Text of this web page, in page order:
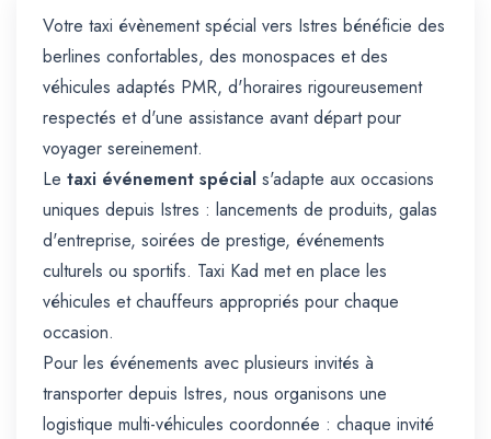
Votre taxi évènement spécial vers Istres bénéficie des
berlines confortables, des monospaces et des
véhicules adaptés PMR, d'horaires rigoureusement
respectés et d'une assistance avant départ pour
voyager sereinement.
Le taxi événement spécial s'adapte aux occasions
uniques depuis Istres : lancements de produits, galas
d'entreprise, soirées de prestige, événements
culturels ou sportifs. Taxi Kad met en place les
véhicules et chauffeurs appropriés pour chaque
occasion.
Pour les événements avec plusieurs invités à
transporter depuis Istres, nous organisons une
logistique multi-véhicules coordonnée : chaque invité